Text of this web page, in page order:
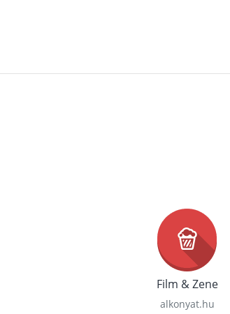
Film & Zene
alkonyat.hu